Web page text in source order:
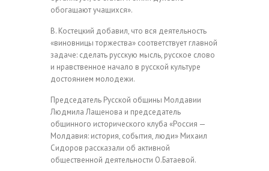
обогащают учащихся».
В. Костецкий добавил, что вся деятельность
«виновницы торжества» соответствует главной
задаче: сделать русскую мысль, русское слово
и нравственное начало в русской культуре
достоянием молодежи.
Председатель Русской общины Молдавии
Людмила Лащенова и председатель
общинного исторического клуба «Россия —
Молдавия: история, события, люди» Михаил
Сидоров рассказали об активной
общественной деятельности О.Батаевой.